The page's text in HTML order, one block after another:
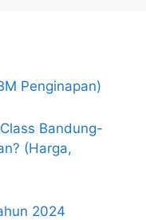
Penginapan)
Bandung-
(Harga,
2024